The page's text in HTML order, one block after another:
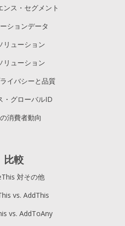
ンス・セグメント
ションデータ
リューション
リューション
イバシーと品質
・グローバルID
消費者動向
比較
対その他
vs. AddThis
vs. AddToAny